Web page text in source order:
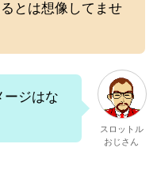
とは想像してませ
ージはな
スロットル
おじさん